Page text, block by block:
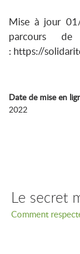
Mise à jour
parcours
: https://
Date de mise en
2022
Le secret
Comment